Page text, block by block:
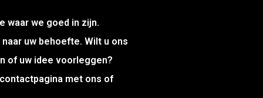
waar we goed in zijn.
uw behoefte. Wilt u ons
of uw idee voorleggen?
met ons of